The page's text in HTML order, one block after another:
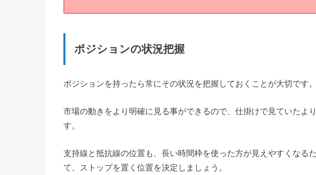
ポジションの状況把握
ポジションを持ったら常にその状況を把握しておくことが大切です。
市場の動きをより明確に見る事ができるので、仕掛けで見ていたよ
す。
支持線と抵抗線の位置も、長い時間枠を使った方が見えやすくなる
て、ストップを置く位置を決定しましょう。